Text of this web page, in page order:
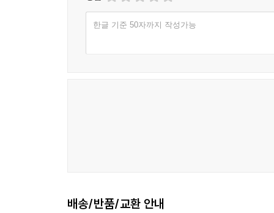
F. Diane Barth, LCSW
15. Enduring perfectionism: seeing through eating
한글 기준 50자까지 작성가능
배송/반품/교환 안내